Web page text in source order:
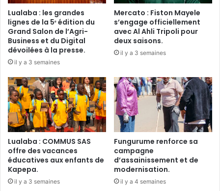
Lualaba : les grandes
lignes de la 5ᵉ édition du
Grand Salon de l’Agri-
Business et du Digital
dévoilées à la presse.
il y a 3 semaines
Mercato : Fiston Mayele
s’engage officiellement
avec Al Ahli Tripoli pour
deux saisons.
il y a 3 semaines
Lualaba : COMMUS SAS
offre des vacances
éducatives aux enfants de
Kapepa.
il y a 3 semaines
Fungurume renforce sa
campagne
d’assainissement et de
modernisation.
il y a 4 semaines